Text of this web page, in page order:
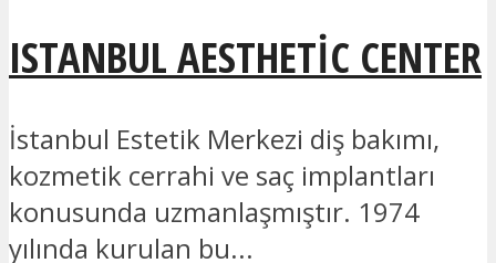
ISTANBUL AESTHETIC CENTER
İstanbul Estetik Merkezi diş bakımı,
kozmetik cerrahi ve saç implantları
konusunda uzmanlaşmıştır. 1974
yılında kurulan bu...